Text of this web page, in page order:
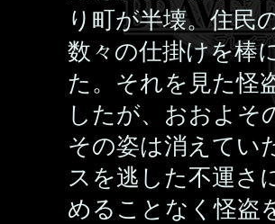
り町が半壊。住民
数々の仕掛けを棒
た。それを見た怪
したが、おおよそ
その姿は消えてい
スを逃した不運さ
めることなく怪盗